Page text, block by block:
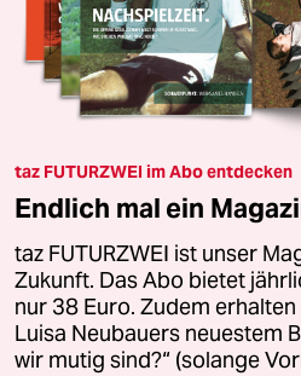
taz FUTURZWEI im Abo entdecken
Endlich mal ein
taz FUTURZWEI ist unser
Zukunft. Das Abo bietet
nur 38 Euro. Zudem
Luisa Neubauers neuestem
wir mutig sind?“ (solange